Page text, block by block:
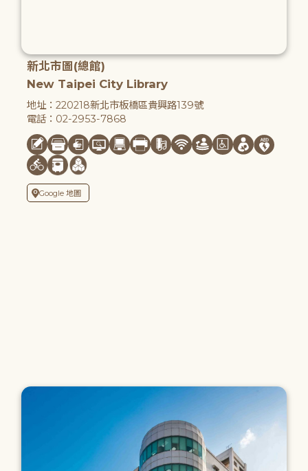
新北市圖(總館)
New Taipei City Library
地址：220218新北市板橋區貴興路139號
電話：02-2953-7868
Google 地圖